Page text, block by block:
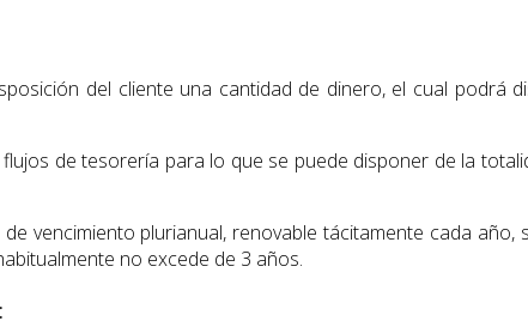
del cliente una cantidad de dinero, el cual podrá
de tesorería para lo que se puede disponer de la
vencimiento plurianual, renovable tácitamente cada año,
no excede de 3 años.